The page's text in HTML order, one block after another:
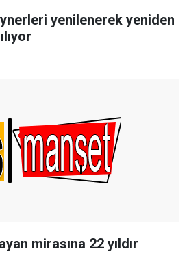
yenilenerek yeniden
mirasına 22 yıldır